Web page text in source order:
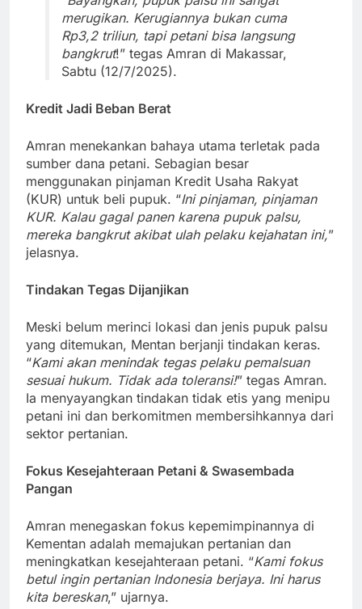
merugikan. Kerugiannya bukan cuma
Rp3,2 triliun, tapi petani bisa langsung
bangkrut!” tegas Amran di Makassar,
Sabtu (12/7/2025).
Kredit Jadi Beban Berat
Amran menekankan bahaya utama terletak pada
sumber dana petani. Sebagian besar
menggunakan pinjaman Kredit Usaha Rakyat
(KUR) untuk beli pupuk. “Ini pinjaman, pinjaman
KUR. Kalau gagal panen karena pupuk palsu,
mereka bangkrut akibat ulah pelaku kejahatan ini,”
jelasnya.
Tindakan Tegas Dijanjikan
Meski belum merinci lokasi dan jenis pupuk palsu
yang ditemukan, Mentan berjanji tindakan keras.
“Kami akan menindak tegas pelaku pemalsuan
sesuai hukum. Tidak ada toleransi!” tegas Amran.
Ia menyayangkan tindakan tidak etis yang menipu
petani ini dan berkomitmen membersihkannya dari
sektor pertanian.
Fokus Kesejahteraan Petani & Swasembada
Pangan
Amran menegaskan fokus kepemimpinannya di
Kementan adalah memajukan pertanian dan
meningkatkan kesejahteraan petani. “Kami fokus
betul ingin pertanian Indonesia berjaya. Ini harus
kita bereskan,” ujarnya.